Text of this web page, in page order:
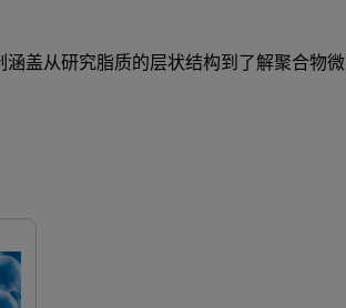
涵盖从研究脂质的层状结构到了解聚合物微
Empyrean